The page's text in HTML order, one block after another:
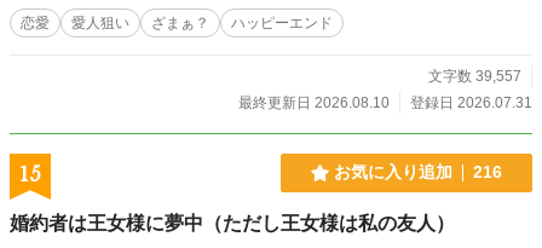
だった。
恋愛 愛人狙い ざまぁ？ ハッピーエンド
文字数 39,557
最終更新日 2026.08.10
登録日 2026.07.31
15 お気に入り追加 216
婚約者は王女様に夢中（ただし王女様は私の友人）